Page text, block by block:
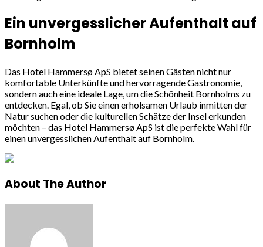
Ein unvergesslicher Aufenthalt auf
Bornholm
Das Hotel Hammersø ApS bietet seinen Gästen nicht nur
komfortable Unterkünfte und hervorragende Gastronomie,
sondern auch eine ideale Lage, um die Schönheit Bornholms zu
entdecken. Egal, ob Sie einen erholsamen Urlaub inmitten der
Natur suchen oder die kulturellen Schätze der Insel erkunden
möchten – das Hotel Hammersø ApS ist die perfekte Wahl für
einen unvergesslichen Aufenthalt auf Bornholm.
About The Author